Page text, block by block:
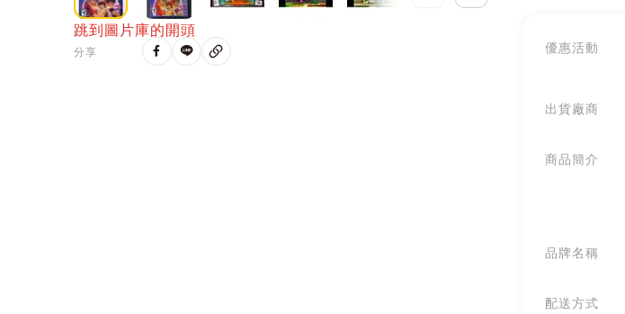
跳到圖片庫的開頭
分享 優惠活動
出貨廠商
商品簡介
品牌名稱
配送方式